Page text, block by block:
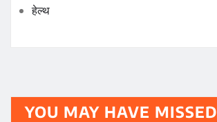
हेल्थ
YOU MAY HAVE MISSED